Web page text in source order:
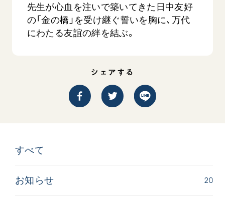
道府県中心会館
SGIピースサイト
SOKA PICKS
先生が心血を注いで築いてきた日中友好
の「金の橋」を受け継ぐ誓いを胸に、万代
にわたる友誼の絆を結ぶ。
シェアする
すべて
お知らせ 20